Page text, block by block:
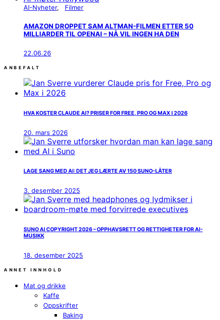
AI-Nyheter Filmer
AMAZON DROPPET SAM ALTMAN-FILMEN ETTER 50
MILLIARDER TIL OPENAI – NÅ VIL INGEN HA DEN
22.06.26
ANBEFALT
HVA KOSTER CLAUDE AI? PRISER FOR FREE, PRO OG MAX I 2026
20. mars 2026
LAGE SANG MED AI: DET JEG LÆRTE AV 150 SUNO-LÅTER
3. desember 2025
SUNO AI COPYRIGHT 2026 – OPPHAVSRETT OG RETTIGHETER FOR AI-
MUSIKK
18. desember 2025
ANNET INNHOLD
Mat og drikke
Kaffe
Oppskrifter
Baking